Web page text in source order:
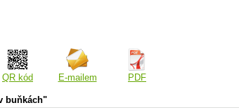
QR kód E-mailem PDF
buňkách"